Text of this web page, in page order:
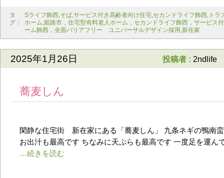
タ
グ：
Sライフ飾西,そば,サービス付き高齢者向け住宅,セカンドライフ飾西, トラ
ホーム,姫路市，住宅型有料老人ホーム，セカンドライフ飾西，サービス
ーム飾西，全面バリアフリー ユニバーサルデザイン採用 ,新在家
2025年1月26日 投稿者 : 2ndlife
蕎麦しん
閑静な住宅街 新在家にある「蕎麦しん」 九条ネギの鴨南
お出汁も最高です ちなみに天ぷらも最高です 一度足を運ん